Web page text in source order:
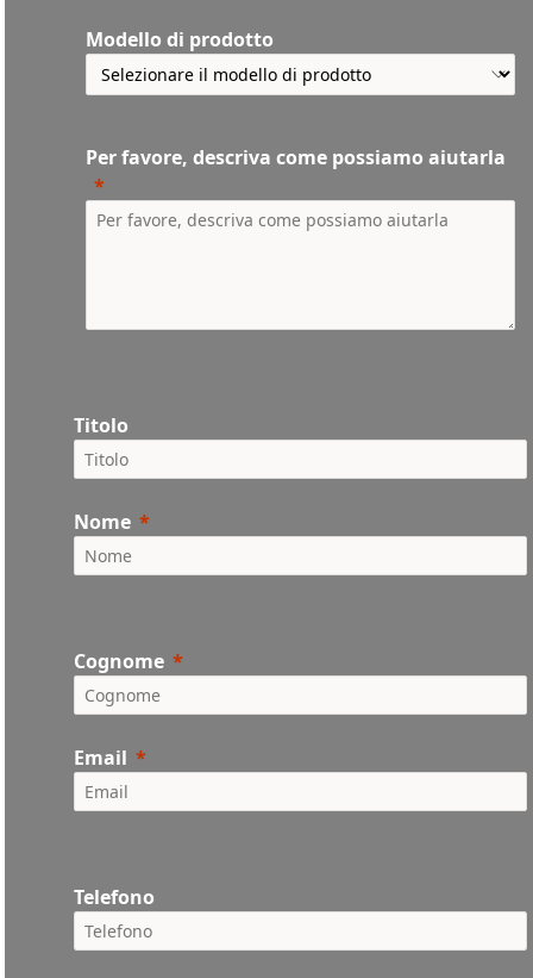
Modello di prodotto
Per favore, descriva come possiamo aiutarla
Titolo
Nome
Cognome
Email
Telefono